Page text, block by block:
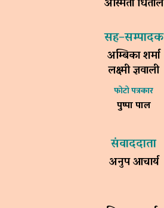
सह–सम्पादक
अम्बिका शर्मा
लक्ष्मी ज्ञवाली
फोटो पत्रकार
पुष्पा पाल
संवाददाता
अनुप आचार्य